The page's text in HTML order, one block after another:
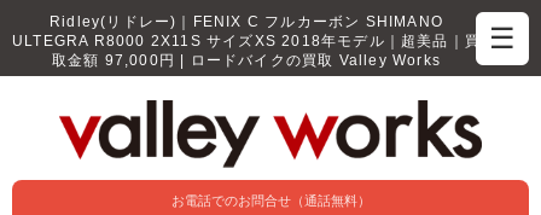
☰
Ridley(リドレー)｜FENIX C フルカーボン SHIMANO
ULTEGRA R8000 2X11S サイズXS 2018年モデル｜超美品｜買
取金額 97,000円 | ロードバイクの買取 Valley Works
お電話でのお問合せ（通話無料）